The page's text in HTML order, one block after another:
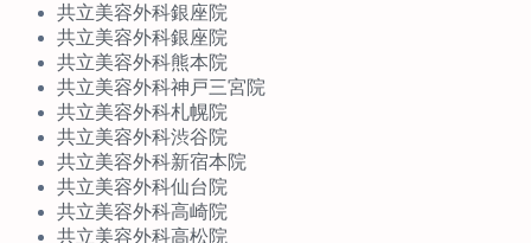
共立美容外科銀座院
共立美容外科銀座院
共立美容外科熊本院
共立美容外科神戸三宮院
共立美容外科札幌院
共立美容外科渋谷院
共立美容外科新宿本院
共立美容外科仙台院
共立美容外科高崎院
共立美容外科高松院